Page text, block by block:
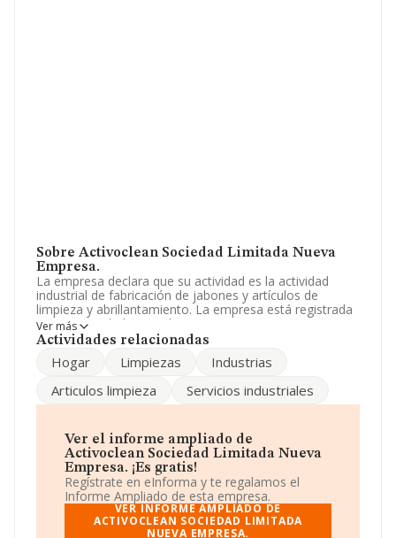
Sobre Activoclean Sociedad Limitada Nueva
Empresa.
La empresa declara que su actividad es la actividad
industrial de fabricación de jabones y artículos de
limpieza y abrillantamiento. La empresa está registrada
como Sociedad Limitada. Tiene CNAE: 2041 -
'Fabricación de jabones, detergentes y otros artículos
actividad en mercados exteriores.
La sociedadActivoclean Sociedad Limitada Nueva
Empresa, con número de identificación fiscal
(13230), Membrilla, en Ciudad Real, Castilla-la Mancha.
En base a la información de la que dispone INFORMA
sobre 911 compañías, a nivel nacional la facturación
asciende a 4.230 millones de euros y se calcula un
promedio de facturación de 4 millones de euros entre
todas las compañías. En relación con la información de
Ver más
Actividades relacionadas
Hogar Limpiezas
Industrias
Articulos limpieza
Servicios industriales
Ver el informe ampliado de
Activoclean Sociedad Limitada Nueva
Empresa. ¡Es gratis!
Regístrate en eInforma y te regalamos el
Informe Ampliado de esta empresa.
VER INFORME AMPLIADO DE
ACTIVOCLEAN SOCIEDAD LIMITADA
NUEVA EMPRESA.